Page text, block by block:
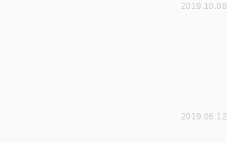
2019.10.08
2019.06.12